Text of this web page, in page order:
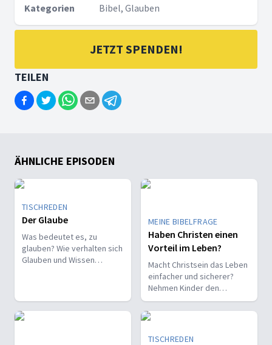
Kategorien
Bibel, Glauben
JETZT SPENDEN!
TEILEN
ÄHNLICHE EPISODEN
TISCHREDEN
Der Glaube
Was bedeutet es, zu
glauben? Wie verhalten sich
Glauben und Wissen
MEINE BIBELFRAGE
Haben Christen einen
Vorteil im Leben?
Macht Christsein das Leben
einfacher und sicherer?
Nehmen Kinder den
Glauben leichter an als
Erwachsene?
TISCHREDEN